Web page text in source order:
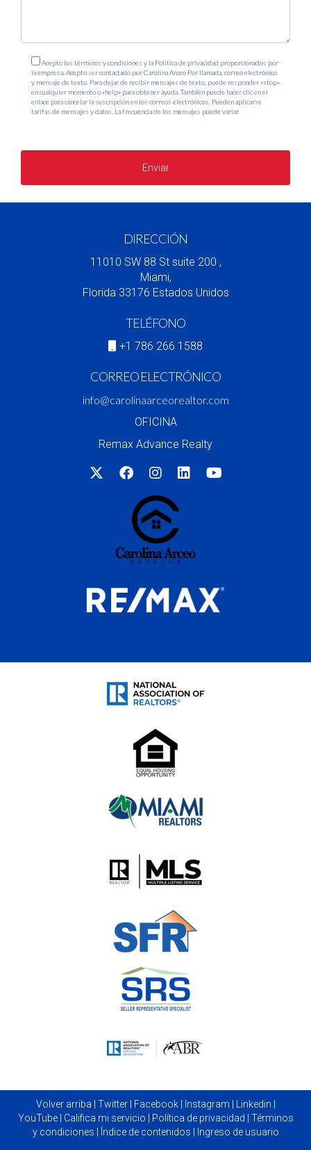
Acepto los términos y condiciones y la Política de privacidad proporcionados por
la empresa. Acepto ser contactado por Carolina Arceo Por llamada, correo electrónico
y mensaje de texto. Para dejar de recibir mensajes de texto, puede responder «stop»
en cualquier momento o «help» para obtener ayuda. También puede hacer clic en el
enlace para cancelar la suscripción en los correos electrónicos. Pueden aplicarse
tarifas de mensajes y datos. La frecuencia de los mensajes puede variar.
Enviar
DIRECCIÓN
11010 SW 88 St suite 200 ,
Miami,
Florida 33176 Estados Unidos
TELÉFONO
+1 786 266 1588
CORREO ELECTRÓNICO
info@carolinaarceorealtor.com
OFICINA
Remax Advance Realty
Volver arriba Twitter| Facebook| Instagram Linkedin
YouTube| Califica mi servicio Política de privacidad
Términos
y condiciones
Índice de contenidos Ingreso de usuario